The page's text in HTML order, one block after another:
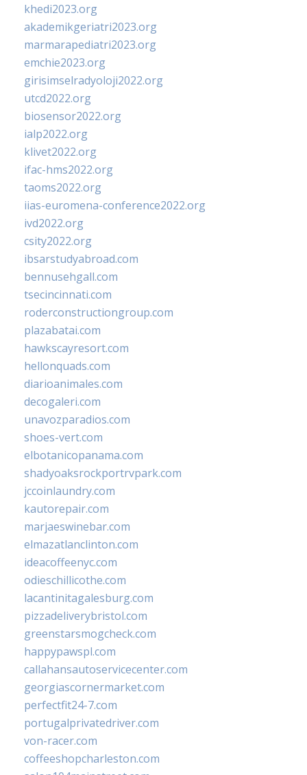
khedi2023.org
akademikgeriatri2023.org
marmarapediatri2023.org
emchie2023.org
girisimselradyoloji2022.org
utcd2022.org
biosensor2022.org
ialp2022.org
klivet2022.org
ifac-hms2022.org
taoms2022.org
iias-euromena-conference2022.org
ivd2022.org
csity2022.org
ibsarstudyabroad.com
bennusehgall.com
tsecincinnati.com
roderconstructiongroup.com
plazabatai.com
hawkscayresort.com
hellonquads.com
diarioanimales.com
decogaleri.com
unavozparadios.com
shoes-vert.com
elbotanicopanama.com
shadyoaksrockportrvpark.com
jccoinlaundry.com
kautorepair.com
marjaeswinebar.com
elmazatlanclinton.com
ideacoffeenyc.com
odieschillicothe.com
lacantinitagalesburg.com
pizzadeliverybristol.com
greenstarsmogcheck.com
happypawspl.com
callahansautoservicecenter.com
georgiascornermarket.com
perfectfit24-7.com
portugalprivatedriver.com
von-racer.com
coffeeshopcharleston.com